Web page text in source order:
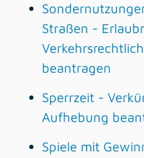
Straßen -
beantragen
Sperrzeit -
Aufhebung
Spiele mit